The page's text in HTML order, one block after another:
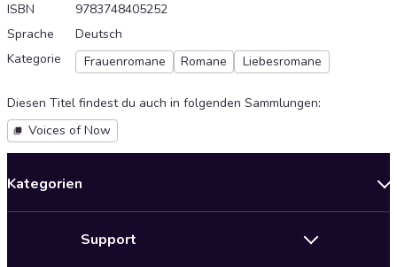
ISBN
9783748405252
Sprache
Deutsch
Kategorie
Frauenromane Romane Liebesromane
Diesen Titel findest du auch in folgenden Sammlungen:
Voices of Now
Kategorien
Support